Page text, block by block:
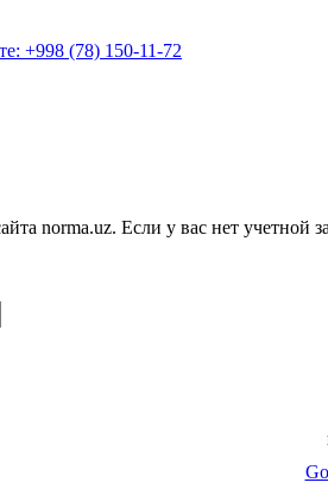
+998 (78) 150-11-72
norma.uz. Если у вас нет учетной